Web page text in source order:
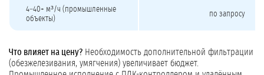
4–40+ м³/ч (промышленные
объекты)
по запросу
Что влияет на цену? Необходимость дополнительной фильтрации
(обезжелезивания, умягчения) увеличивает бюджет.